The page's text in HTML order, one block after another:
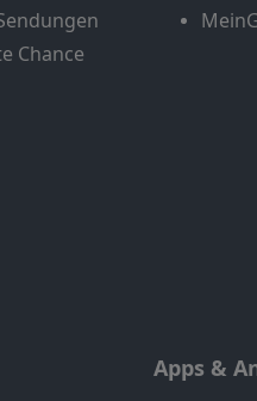
Chance
Apps &